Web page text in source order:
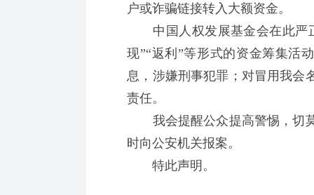
户或诈骗链接转入大额资金。
中国人权发展基金会在此严
现”“返利”等形式的资金筹集活
息，涉嫌刑事犯罪；对冒用我会
责任。
我会提醒公众提高警惕，切莫
时向公安机关报案。
特此声明。